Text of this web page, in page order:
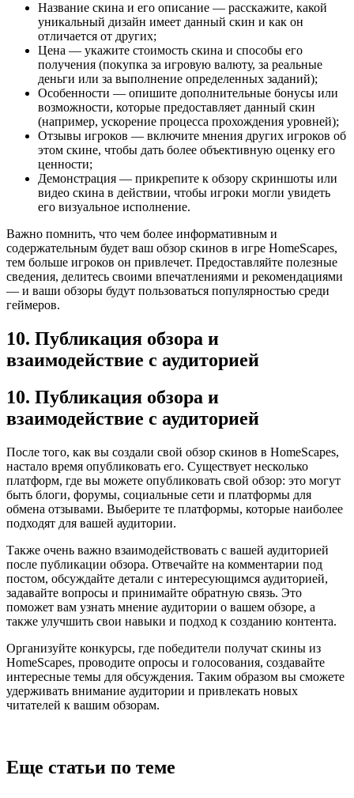
Название скина и его описание — расскажите, какой
уникальный дизайн имеет данный скин и как он
отличается от других;
Цена — укажите стоимость скина и способы его
получения (покупка за игровую валюту, за реальные
деньги или за выполнение определенных заданий);
Особенности — опишите дополнительные бонусы или
возможности, которые предоставляет данный скин
(например, ускорение процесса прохождения уровней);
Отзывы игроков — включите мнения других игроков об
этом скине, чтобы дать более объективную оценку его
ценности;
Демонстрация — прикрепите к обзору скриншоты или
видео скина в действии, чтобы игроки могли увидеть
его визуальное исполнение.
Важно помнить, что чем более информативным и
содержательным будет ваш обзор скинов в игре HomeScapes,
тем больше игроков он привлечет. Предоставляйте полезные
сведения, делитесь своими впечатлениями и рекомендациями
— и ваши обзоры будут пользоваться популярностью среди
геймеров.
10. Публикация обзора и
взаимодействие с аудиторией
10. Публикация обзора и
взаимодействие с аудиторией
После того, как вы создали свой обзор скинов в HomeScapes,
настало время опубликовать его. Существует несколько
платформ, где вы можете опубликовать свой обзор: это могут
быть блоги, форумы, социальные сети и платформы для
обмена отзывами. Выберите те платформы, которые наиболее
подходят для вашей аудитории.
Также очень важно взаимодействовать с вашей аудиторией
после публикации обзора. Отвечайте на комментарии под
постом, обсуждайте детали с интересующимся аудиторией,
задавайте вопросы и принимайте обратную связь. Это
поможет вам узнать мнение аудитории о вашем обзоре, а
также улучшить свои навыки и подход к созданию контента.
Организуйте конкурсы, где победители получат скины из
HomeScapes, проводите опросы и голосования, создавайте
интересные темы для обсуждения. Таким образом вы сможете
удерживать внимание аудитории и привлекать новых
читателей к вашим обзорам.
Еще статьи по теме